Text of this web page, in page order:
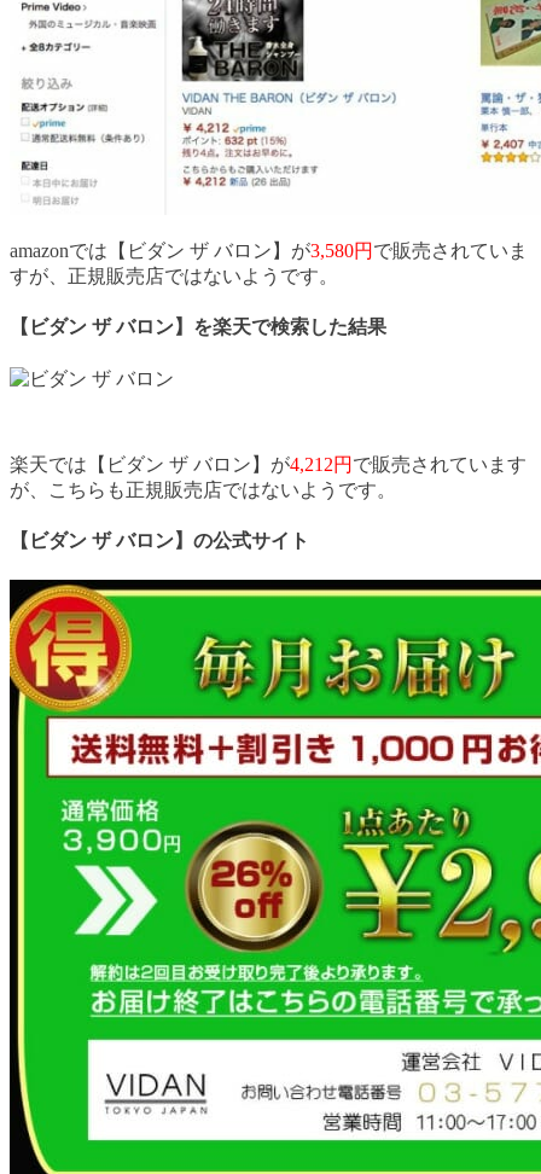
amazonでは 【ビダン ザ バロン】 が3,580円 で販売されていま
すが、正規販売店ではないようです。
【ビダン ザ バロン】 を楽天で検索した結果
楽天では 【ビダン ザ バロン】 が4,212円 で販売されています
が、こちらも正規販売店ではないようです。
【ビダン ザ バロン】の公式サイト